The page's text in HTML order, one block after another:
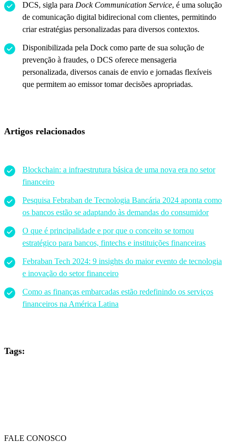
DCS, sigla para Dock Communication Service, é uma solução
de comunicação digital bidirecional com clientes, permitindo
criar estratégias personalizadas para diversos contextos.
Disponibilizada pela Dock como parte de sua solução de
prevenção à fraudes, o DCS oferece mensageria
personalizada, diversos canais de envio e jornadas flexíveis
que permitem ao emissor tomar decisões apropriadas.
Artigos relacionados
Blockchain: a infraestrutura básica de uma nova era no setor
financeiro
Pesquisa Febraban de Tecnologia Bancária 2024 aponta como
os bancos estão se adaptando às demandas do consumidor
O que é principalidade e por que o conceito se tornou
estratégico para bancos, fintechs e instituições financeiras
Febraban Tech 2024: 9 insights do maior evento de tecnologia
e inovação do setor financeiro
Como as finanças embarcadas estão redefinindo os serviços
financeiros na América Latina
Tags:
FALE CONOSCO